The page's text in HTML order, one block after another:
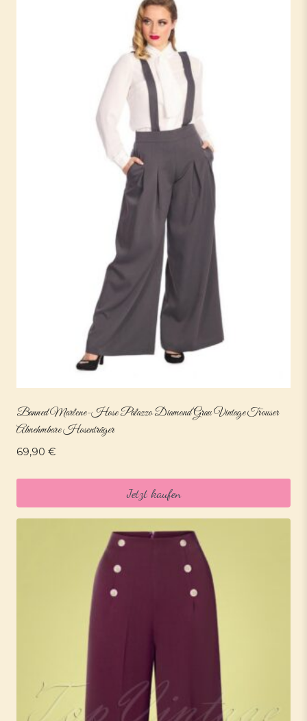
Banned Marlene-Hose Palazzo Diamond Grau Vintage Trouser
Abnehmbare Hosenträger
69,90 €
Jetzt kaufen